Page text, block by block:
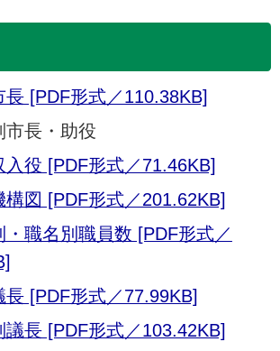
長 [PDF形式／110.38KB]
市長・助役
入役 [PDF形式／71.46KB]
構図 [PDF形式／201.62KB]
・職名別職員数 [PDF形式／
長 [PDF形式／77.99KB]
議長 [PDF形式／103.42KB]